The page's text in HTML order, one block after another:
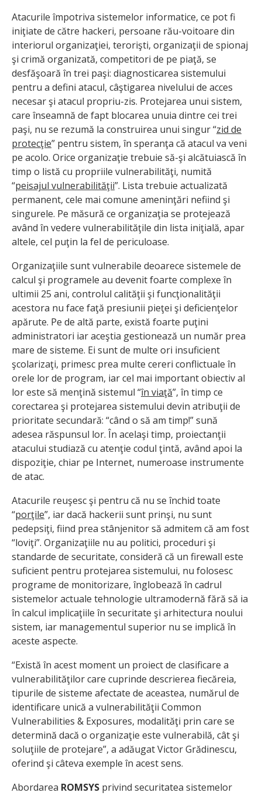
Atacurile împotriva sistemelor informatice, ce pot fi
iniţiate de către hackeri, persoane rău-voitoare din
interiorul organizaţiei, terorişti, organizaţii de spionaj
şi crimă organizată, competitori de pe piaţă, se
desfăşoară în trei paşi: diagnosticarea sistemului
pentru a defini atacul, câştigarea nivelului de acces
necesar şi atacul propriu-zis. Protejarea unui sistem,
care înseamnă de fapt blocarea unuia dintre cei trei
paşi, nu se rezumă la construirea unui singur “zid de
protecţie” pentru sistem, în speranţa că atacul va veni
pe acolo. Orice organizaţie trebuie să-şi alcătuiască în
timp o listă cu propriile vulnerabilităţi, numită
“peisajul vulnerabilităţii”. Lista trebuie actualizată
permanent, cele mai comune ameninţări nefiind şi
singurele. Pe măsură ce organizaţia se protejează
având în vedere vulnerabilităţile din lista iniţială, apar
altele, cel puţin la fel de periculoase.
Organizaţiile sunt vulnerabile deoarece sistemele de
calcul şi programele au devenit foarte complexe în
ultimii 25 ani, controlul calităţii şi funcţionalităţii
acestora nu face faţă presiunii pieţei şi deficienţelor
apărute. Pe de altă parte, există foarte puţini
administratori iar aceştia gestionează un număr prea
mare de sisteme. Ei sunt de multe ori insuficient
şcolarizaţi, primesc prea multe cereri conflictuale în
orele lor de program, iar cel mai important obiectiv al
lor este să menţină sistemul “în viaţă”, în timp ce
corectarea şi protejarea sistemului devin atribuţii de
prioritate secundară: “când o să am timp!” sună
adesea răspunsul lor. În acelaşi timp, proiectanţii
atacului studiază cu atenţie codul ţintă, având apoi la
dispoziţie, chiar pe Internet, numeroase instrumente
de atac.
Atacurile reuşesc şi pentru că nu se închid toate
“porţile”, iar dacă hackerii sunt prinşi, nu sunt
pedepsiţi, fiind prea stânjenitor să admitem că am fost
“loviţi”. Organizaţiile nu au politici, proceduri şi
standarde de securitate, consideră că un firewall este
suficient pentru protejarea sistemului, nu folosesc
programe de monitorizare, înglobează în cadrul
sistemelor actuale tehnologie ultramodernă fără să ia
în calcul implicaţiile în securitate şi arhitectura noului
sistem, iar managementul superior nu se implică în
aceste aspecte.
“Există în acest moment un proiect de clasificare a
vulnerabilităţilor care cuprinde descrierea fiecăreia,
tipurile de sisteme afectate de aceastea, numărul de
identificare unică a vulnerabilităţii Common
Vulnerabilities & Exposures, modalităţi prin care se
determină dacă o organizaţie este vulnerabilă, cât şi
soluţiile de protejare”, a adăugat Victor Grădinescu,
oferind şi câteva exemple în acest sens.
Abordarea ROMSYS privind securitatea sistemelor